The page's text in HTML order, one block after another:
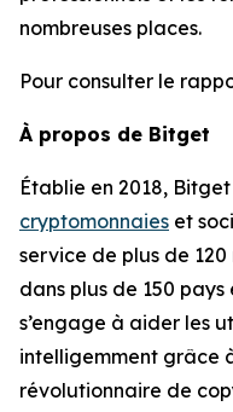
nombreuses places.
Pour consulter le
À propos de Bitget
Établie en 2018,
cryptomonnaies et
service de plus de
dans plus de 150
s’engage à aider les
intelligemment grâce
révolutionnaire de